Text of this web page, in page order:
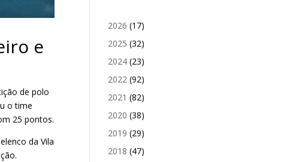
e
de polo
o time
25 pontos.
da Vila
2026 (17)
2025 (32)
2024 (23)
2022 (92)
2021 (82)
2020 (38)
2019 (29)
2018 (47)